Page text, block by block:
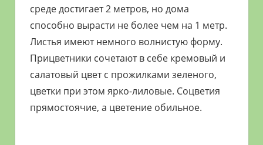
среде достигает 2 метров, но дома
способно вырасти не более чем на 1 метр.
Листья имеют немного волнистую форму.
Прицветники сочетают в себе кремовый и
салатовый цвет с прожилками зеленого,
цветки при этом ярко-лиловые. Соцветия
прямостоячие, а цветение обильное.